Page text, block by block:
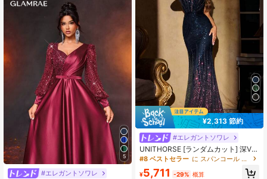
5
#エレガントソワレ
¥2,313 節約
#エレガントソワレ
UNITHORSE [ランダムカット] 深Vネ
ック スパンコール フォーマルドレス
ディナーパーティードレス ブライダ
ルドレス ウェディング 秋
#8 ベストセラー に スパンコール 女性用パーティーウェア
¥5,711 -29% 概算